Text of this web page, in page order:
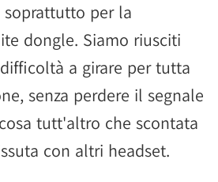
soprattutto per la
dongle. Siamo riusciti
a girare per tutta
senza perdere il segnale
tutt'altro che scontata
con altri headset.